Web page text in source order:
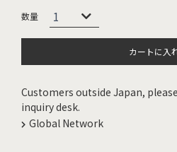
カートに入
Customers outside Japan,
inquiry desk.
Global Network